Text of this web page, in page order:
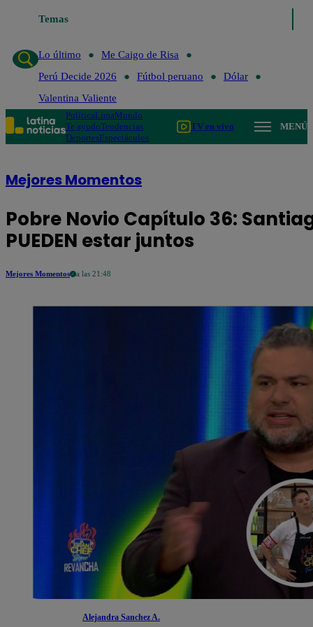
Temas
Lo último
Me Caigo de Risa
Perú Decide 2026
Fútbol peruano
Dólar
Valentina Valiente
PolíticaLimaMundo
Te ayudoTendencias
DeportesEspectáculos
TV en vivo MENÚ
Mejores Momentos
Pobre Novio Capítulo 36:
PUEDEN estar juntos
Mejores Momentos a las 21:48
Alejandra Sanchez A.